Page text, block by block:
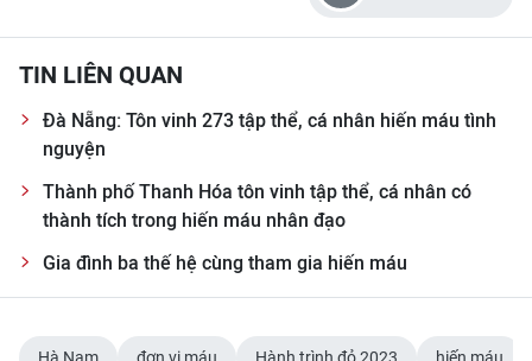
Chuyên trang TP. Hồ Chí Minh
CHUYÊN ĐỀ
CÁC CHUYÊN TRANG
VỀ BÁO NHÂN DÂN
TIN LIÊN QUAN
Đà Nẵng: Tôn vinh 273 tập thể, cá nhân hiến máu tình
nguyện
Thành phố Thanh Hóa tôn vinh tập thể, cá nhân có
thành tích trong hiến máu nhân đạo
Gia đình ba thế hệ cùng tham gia hiến máu